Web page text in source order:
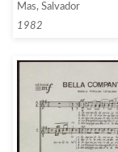
Mas, Salvador
1982